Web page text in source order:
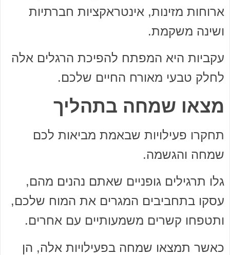
ארוחות מזינות, אינטראקציות חברתיות
ושינה משקמת.
עקביות היא המפתח להפיכת הרגלים אלה
לחלק טבעי מאורח החיים שלכם.
מצאו שמחה בתהליך
תחקרו פעילויות שבאמת מביאות לכם
שמחה והגשמה.
גלו תרגילים גופניים שאתם נהנים מהם,
עסקו בתחביבים המגרים את המוח שלכם,
ותטפחו קשרים משמעותיים עם אחרים.
כאשר תמצאו שמחה בפעילויות אלה, הן